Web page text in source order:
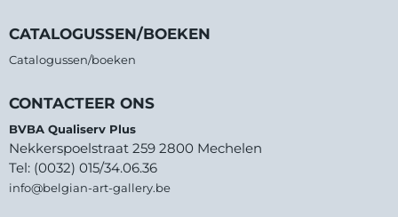
CATALOGUSSEN/BOEKEN
Catalogussen/boeken
CONTACTEER ONS
BVBA Qualiserv Plus
Nekkerspoelstraat 259 2800 Mechelen
Tel: (0032) 015/34.06.36
info@belgian-art-gallery.be